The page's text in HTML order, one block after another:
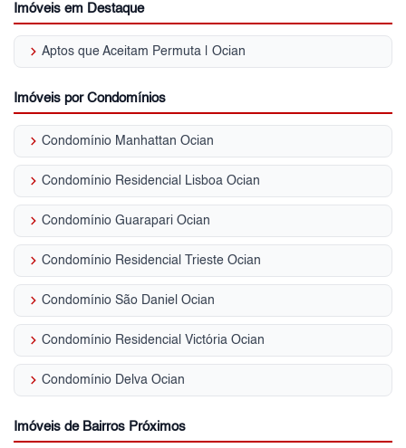
Imóveis em Destaque
keyboard_arrow_right Aptos que Aceitam Permuta | Ocian
Imóveis por Condomínios
keyboard_arrow_right Condomínio Manhattan Ocian
keyboard_arrow_right Condomínio Residencial Lisboa Ocian
keyboard_arrow_right Condomínio Guarapari Ocian
keyboard_arrow_right Condomínio Residencial Trieste Ocian
keyboard_arrow_right Condomínio São Daniel Ocian
keyboard_arrow_right Condomínio Residencial Victória Ocian
keyboard_arrow_right Condomínio Delva Ocian
Imóveis de Bairros Próximos